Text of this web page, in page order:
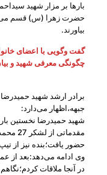
بارها بر مزار شهید
حضرت زهرا (س) قسم
بیاورند.
گفت‌ وگویی با اعضای
چگونگی معرفی شهید و
برادر ارشد شهید
جبهه،اظهار می‌دارد:
حضور یافت؛بنده نیز از
وی ادامه می‌دهد:بعد از
در آنجا ملاقات